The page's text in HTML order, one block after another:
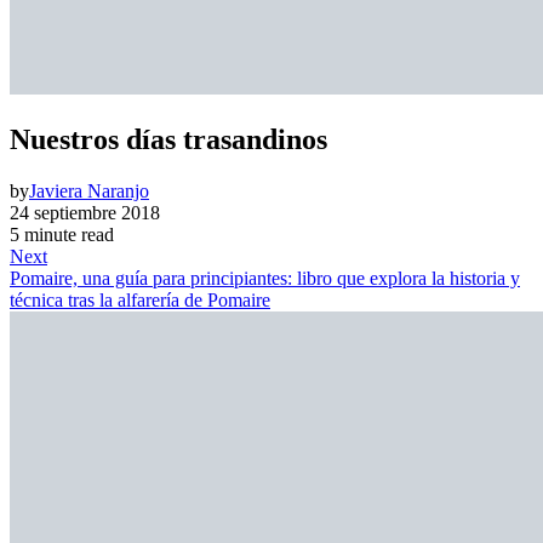
Nuestros días trasandinos
byJaviera Naranjo
24 septiembre 2018
5 minute read
Next
Pomaire, una guía para principiantes: libro que explora la historia y
técnica tras la alfarería de Pomaire